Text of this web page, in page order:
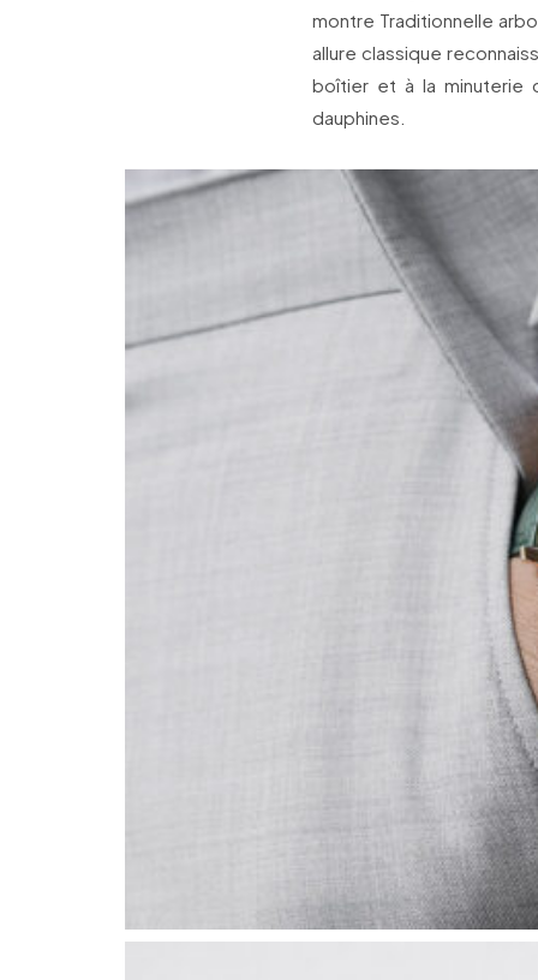
montre Traditionnelle
allure classique
boîtier et à la minuterie
dauphines.